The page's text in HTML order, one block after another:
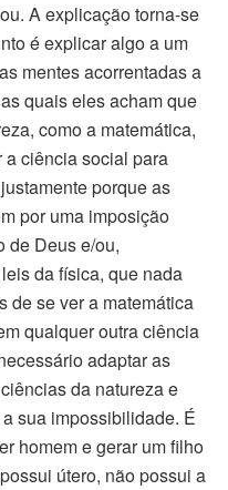
A explicação torna-se
é explicar algo a um
mentes acorrentadas a
quais eles acham que
como a matemática,
a ciência social para
porque as
por uma imposição
de Deus e/ou,
da física, que nada
de se ver a matemática
qualquer outra ciência
adaptar as
da natureza e
sua impossibilidade. É
homem e gerar um filho
útero, não possui a